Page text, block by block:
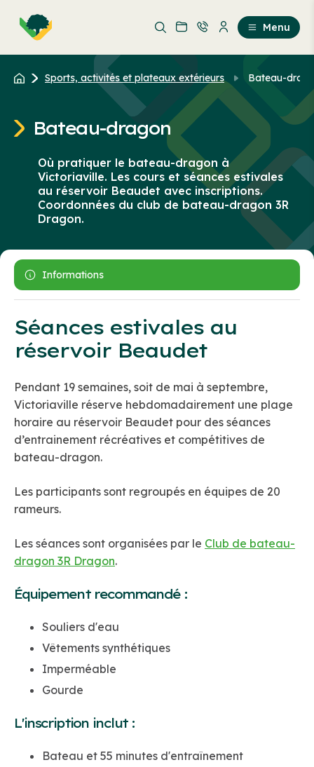
contenu
au
contenu
Menu
Sports, activités et plateaux extérieurs Bateau-
Bateau-dragon
Où pratiquer le bateau-dragon à
Victoriaville. Les cours et séances estivales
au réservoir Beaudet avec inscriptions.
Coordonnées du club de bateau-dragon 3R
Dragon.
Informations
Séances estivales au
réservoir Beaudet
Pendant 19 semaines, soit de mai à septembre,
Victoriaville réserve hebdomadairement une plage
horaire au réservoir Beaudet pour des séances
d’entrainement récréatives et compétitives de
bateau-dragon.
Les participants sont regroupés en équipes de 20
rameurs.
Les séances sont organisées par le Club de bateau-
dragon 3R Dragon.
Équipement recommandé :
Souliers d'eau
Vêtements synthétiques
Imperméable
Gourde
L'inscription inclut :
Bateau et 55 minutes d'entraînement